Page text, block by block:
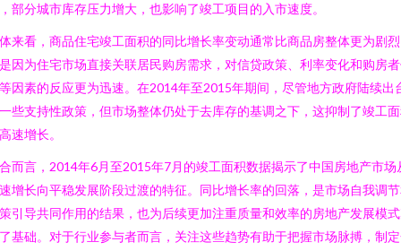
部分城市库存压力增大，也影响了竣工项目的入市速度。
来看，商品住宅竣工面积的同比增长率变动通常比商品房整体更为剧
因为住宅市场直接关联居民购房需求，对信贷政策、利率变化和购房
因素的反应更为迅速。在2014年至2015年期间，尽管地方政府陆续出
些支持性政策，但市场整体仍处于去库存的基调之下，这抑制了竣工
速增长。
而言，2014年6月至2015年7月的竣工面积数据揭示了中国房地产市场
增长向平稳发展阶段过渡的特征。同比增长率的回落，是市场自我调
引导共同作用的结果，也为后续更加注重质量和效率的房地产发展模
基础。对于行业参与者而言，关注这些趋势有助于把握市场脉搏，制